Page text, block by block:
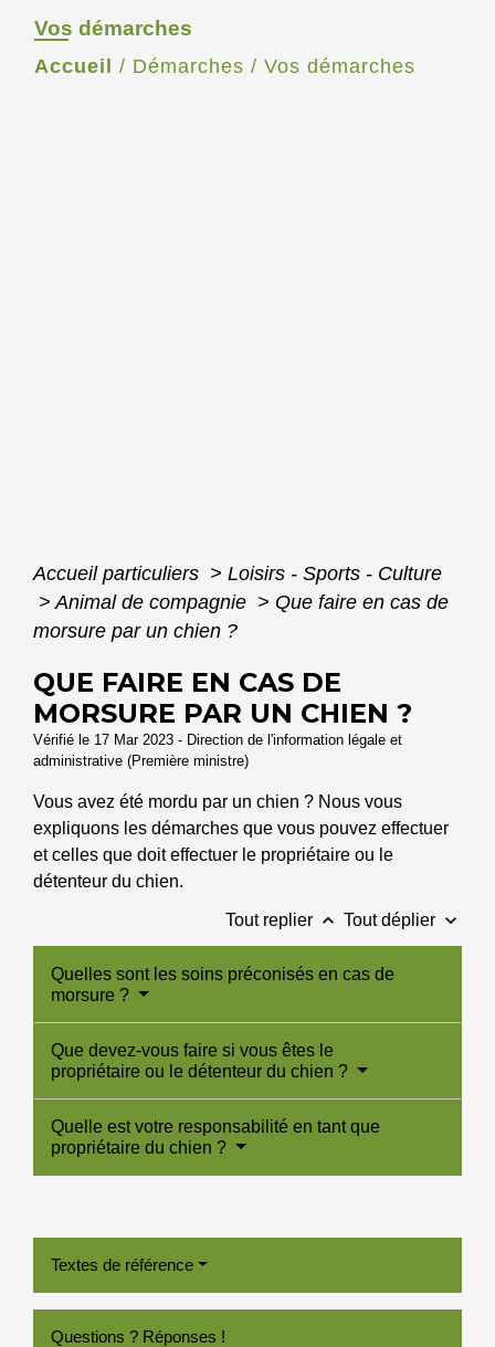
Vos démarches
Accueil / Démarches / Vos démarches
Accueil particuliers > Loisirs - Sports - Culture
> Animal de compagnie > Que faire en cas de
morsure par un chien ?
QUE FAIRE EN CAS DE
MORSURE PAR UN CHIEN ?
Vérifié le 17 Mar 2023 - Direction de l'information légale et
administrative (Première ministre)
Vous avez été mordu par un chien ? Nous vous
expliquons les démarches que vous pouvez effectuer
et celles que doit effectuer le propriétaire ou le
détenteur du chien.
Tout replier keyboard_arrow_up Tout déplier keyboard_arrow_down
Quelles sont les soins préconisés en cas de
morsure ?
Que devez-vous faire si vous êtes le
propriétaire ou le détenteur du chien ?
Quelle est votre responsabilité en tant que
propriétaire du chien ?
Textes de référence
Questions ? Réponses !